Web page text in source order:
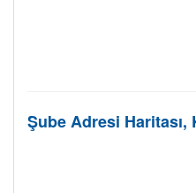
Şube Adresi Haritası,